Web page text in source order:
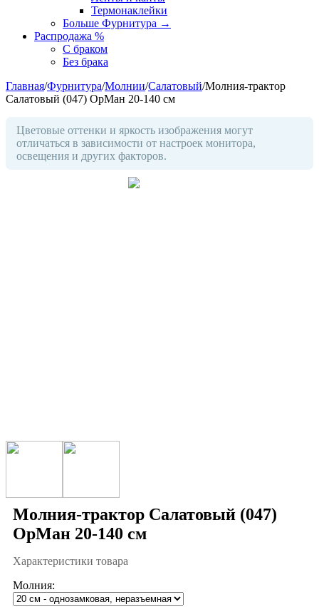
Термонаклейки
Больше Фурнитура →
Распродажа %
С браком
Без брака
Главная/Фурнитура/Молнии/Салатовый/Молния-трактор
Cалатовый (047) ОрМан 20-140 см
Цветовые оттенки и яркость изображения могут
отличаться в зависимости от настроек монитора,
освещения и других факторов.
Молния-трактор Cалатовый (047)
ОрМан 20-140 см
Характеристики товара
Молния: